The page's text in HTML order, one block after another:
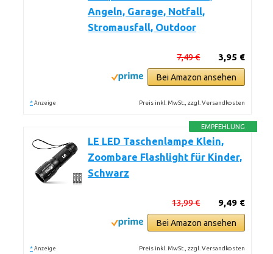
Angeln, Garage, Notfall,
Stromausfall, Outdoor
3,95 €
7,49 €
Bei Amazon ansehen
* Anzeige Preis inkl. MwSt., zzgl. Versandkosten
EMPFEHLUNG
LE LED Taschenlampe Klein,
Zoombare Flashlight für Kinder,
Schwarz
9,49 €
13,99 €
Bei Amazon ansehen
* Anzeige Preis inkl. MwSt., zzgl. Versandkosten